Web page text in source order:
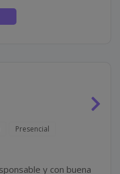
Presencial